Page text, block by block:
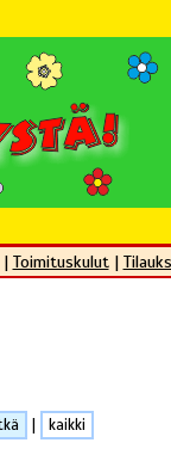
Toimituskulut|
kaikki